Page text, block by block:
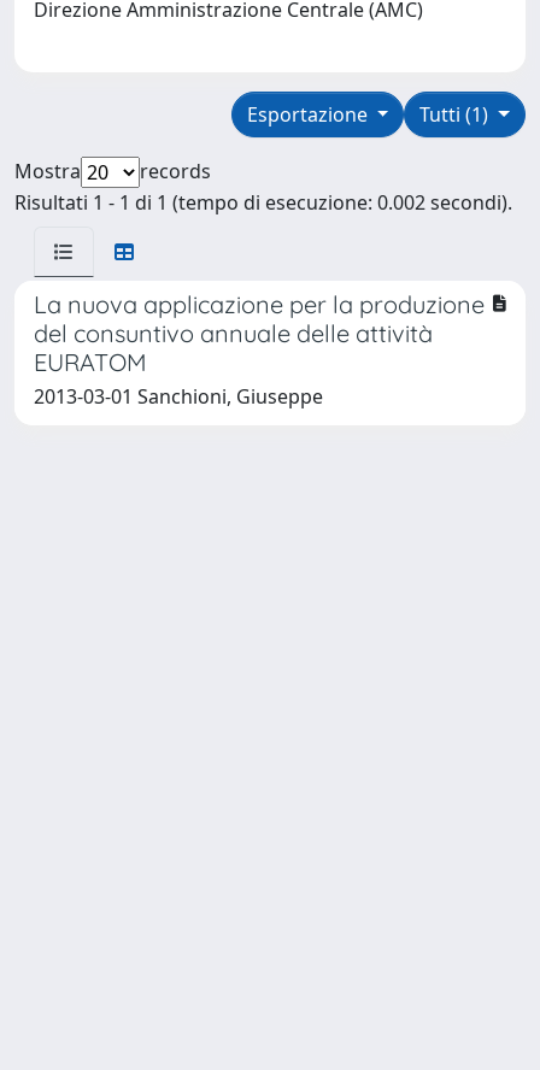
Direzione Amministrazione Centrale (AMC)
Tutti (1)
Esportazione
Mostra
records
Risultati 1 - 1 di 1 (tempo di esecuzione: 0.002 secondi).
La nuova applicazione per la produzione
del consuntivo annuale delle attività
EURATOM
2013-03-01 Sanchioni, Giuseppe